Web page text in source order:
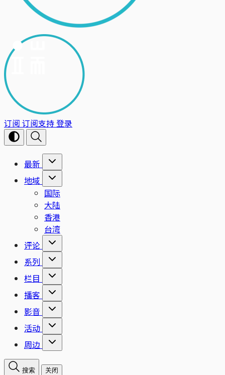
订阅 订阅支持登录
最新
地域
国际
大陆
香港
台湾
评论
系列
栏目
播客
影音
活动
周边
搜索 关闭